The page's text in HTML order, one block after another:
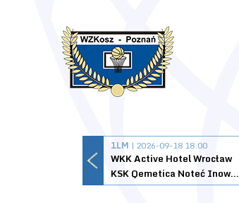
1LM | 2026-09-18 18:00
WKK Active Hotel Wrocław
KSK Qemetica Noteć Inowrocław